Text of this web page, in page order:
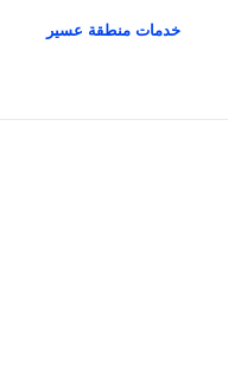
خدمات منطقة عسير